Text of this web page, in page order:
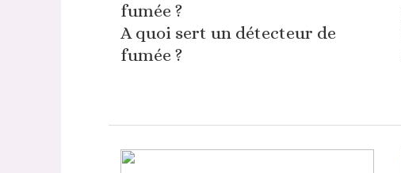
A quoi sert un détecteur de
fumée ?